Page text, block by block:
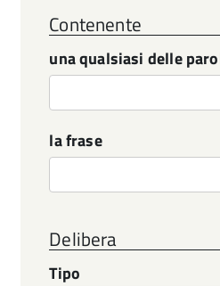
Contenente
una qualsiasi delle
la frase
Delibera
Tipo